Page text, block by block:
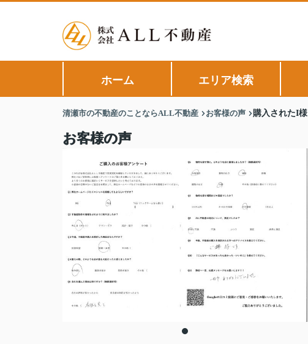
ホーム エリア検索
清瀬市の不動産のことならALL不動産 お客様の声 購入されたI様
お客様の声